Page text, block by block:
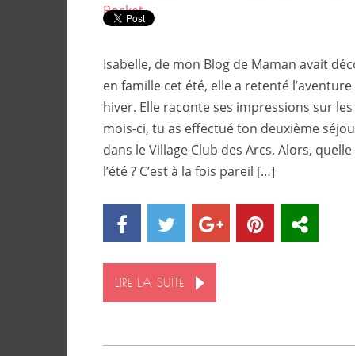
Pocket
Isabelle, de mon Blog de Maman avait
en famille cet été, elle a retenté
hiver. Elle raconte ses impressions sur
mois-ci, tu as effectué ton deuxième
dans le Village Club des Arcs. Alors,
l’été ? C’est à la fois pareil […]
LIRE LA SUITE